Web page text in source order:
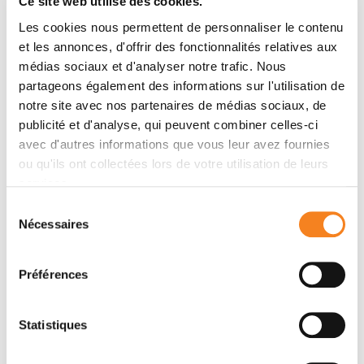
Les cookies nous permettent de personnaliser le contenu
et les annonces, d'offrir des fonctionnalités relatives aux
médias sociaux et d'analyser notre trafic. Nous
partageons également des informations sur l'utilisation de
notre site avec nos partenaires de médias sociaux, de
publicité et d'analyse, qui peuvent combiner celles-ci
avec d'autres informations que vous leur avez fournies
ou qu'ils ont collectées lors de votre utilisation de leurs
Nécessaires
Préférences
Statistiques
des tissus, et le barcoding cellulaire pour l'analyse
transcriptomique, protéomique et/ou épigénétique.
Informations clés :
Instruments disponibles sur 3 sites (Paris, Orsay et
St-Cloud)
Cytomètre Spectral Spatial pour l'analyse
multiplexe des tissus, avec une résolution single
Compétences transversales : biomarqueurs et
analyse de données supervisée et non supervisée.
Bioimagerie cellulaire et